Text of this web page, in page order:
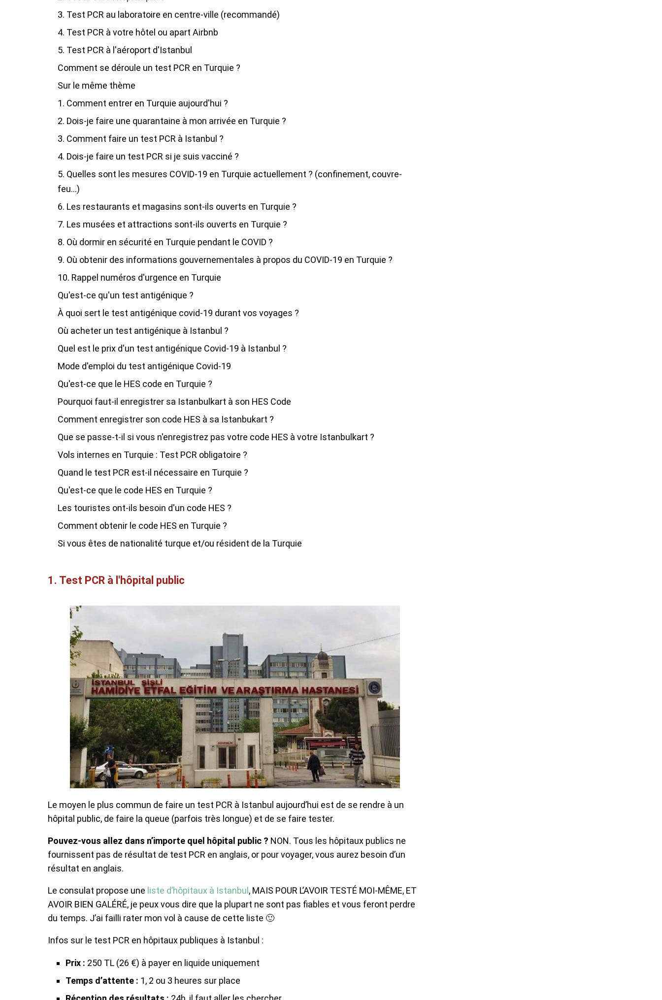
3. Test PCR au laboratoire en centre-ville (recommandé)
4. Test PCR à votre hôtel ou apart Airbnb
5. Test PCR à l'aéroport d'Istanbul
Comment se déroule un test PCR en Turquie ?
Sur le même thème
1. Comment entrer en Turquie aujourd'hui ?
2. Dois-je faire une quarantaine à mon arrivée en Turquie ?
3. Comment faire un test PCR à Istanbul ?
4. Dois-je faire un test PCR si je suis vacciné ?
5. Quelles sont les mesures COVID-19 en Turquie actuellement ? (confinement, couvre-
feu...)
6. Les restaurants et magasins sont-ils ouverts en Turquie ?
7. Les musées et attractions sont-ils ouverts en Turquie ?
8. Où dormir en sécurité en Turquie pendant le COVID ?
9. Où obtenir des informations gouvernementales à propos du COVID-19 en Turquie ?
10. Rappel numéros d'urgence en Turquie
Qu'est-ce qu'un test antigénique ?
À quoi sert le test antigénique covid-19 durant vos voyages ?​
Où acheter un test antigénique à Istanbul ?
Quel est le prix d'un test antigénique Covid-19 à Istanbul ?
Mode d'emploi du test antigénique Covid-19
Qu'est-ce que le HES code en Turquie ?
Pourquoi faut-il enregistrer sa Istanbulkart à son HES Code
Comment enregistrer son code HES à sa Istanbukart ?
Que se passe-t-il si vous n'enregistrez pas votre code HES à votre Istanbulkart ?
Vols internes en Turquie : Test PCR obligatoire ?
Quand le test PCR est-il nécessaire en Turquie ?
Qu'est-ce que le code HES en Turquie ?
Les touristes ont-ils besoin d'un code HES ?
Comment obtenir le code HES en Turquie ?
Si vous êtes de nationalité turque et/ou résident de la Turquie
1. Test PCR à l'hôpital public
Le moyen le plus commun de faire un test PCR à Istanbul aujourd’hui est de se rendre à un
hôpital public, de faire la queue (parfois très longue) et de se faire tester.
Pouvez-vous allez dans n’importe quel hôpital public ? NON. Tous les hôpitaux publics ne
fournissent pas de résultat de test PCR en anglais, or pour voyager, vous aurez besoin d’un
résultat en anglais.
Le consulat propose une liste d’hôpitaux à Istanbul , MAIS POUR L’AVOIR TESTÉ MOI-MÊME, ET
AVOIR BIEN GALÉRÉ, je peux vous dire que la plupart ne sont pas fiables et vous feront perdre
du temps. J’ai failli rater mon vol à cause de cette liste 🙂
Infos sur le test PCR en hôpitaux publiques à Istanbul :
Prix : 250 TL (26 €) à payer en liquide uniquement
Temps d’attente : 1, 2 ou 3 heures sur place